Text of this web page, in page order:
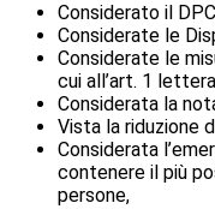
Considerato il
Considerate le
Considerate le
cui all’art. 1
Considerata la
Vista la riduzione
Considerata
contenere il più
persone,